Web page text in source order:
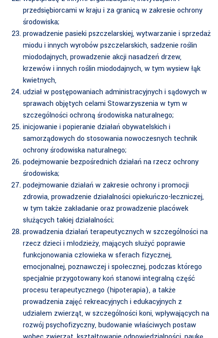
przedsiębiorcami w kraju i za granicą w zakresie ochrony
środowiska;
prowadzenie pasieki pszczelarskiej, wytwarzanie i sprzedaż
miodu i innych wyrobów pszczelarskich, sadzenie roślin
miododajnych, prowadzenie akcji nasadzeń drzew,
krzewów i innych roślin miododajnych, w tym wysiew łąk
kwietnych,
udział w postępowaniach administracyjnych i sądowych w
sprawach objętych celami Stowarzyszenia w tym w
szczególności ochroną środowiska naturalnego;
inicjowanie i popieranie działań obywatelskich i
samorządowych do stosowania nowoczesnych technik
ochrony środowiska naturalnego;
podejmowanie bezpośrednich działań na rzecz ochrony
środowiska;
podejmowanie działań w zakresie ochrony i promocji
zdrowia, prowadzenie działalności opiekuńczo-leczniczej,
w tym także zakładanie oraz prowadzenie placówek
służących takiej działalności;
prowadzenia działań terapeutycznych w szczególności na
rzecz dzieci i młodzieży, mających służyć poprawie
funkcjonowania człowieka w sferach fizycznej,
emocjonalnej, poznawczej i społecznej, podczas którego
specjalnie przygotowany koń stanowi integralną część
procesu terapeutycznego (hipoterapia), a także
prowadzenia zajęć rekreacyjnych i edukacyjnych z
udziałem zwierząt, w szczególności koni, wpływających na
rozwój psychofizyczny, budowanie właściwych postaw